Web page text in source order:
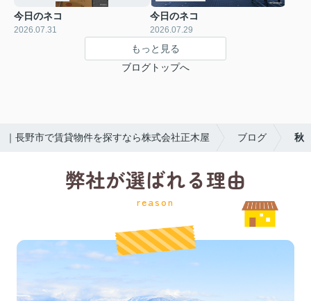
今日のネコ
2026.07.31
今日のネコ
2026.07.29
もっと見る
ブログトップへ
｜長野市で賃貸物件を探すなら株式会社正木屋 ブログ 秋
弊社が選ばれる理由
reason